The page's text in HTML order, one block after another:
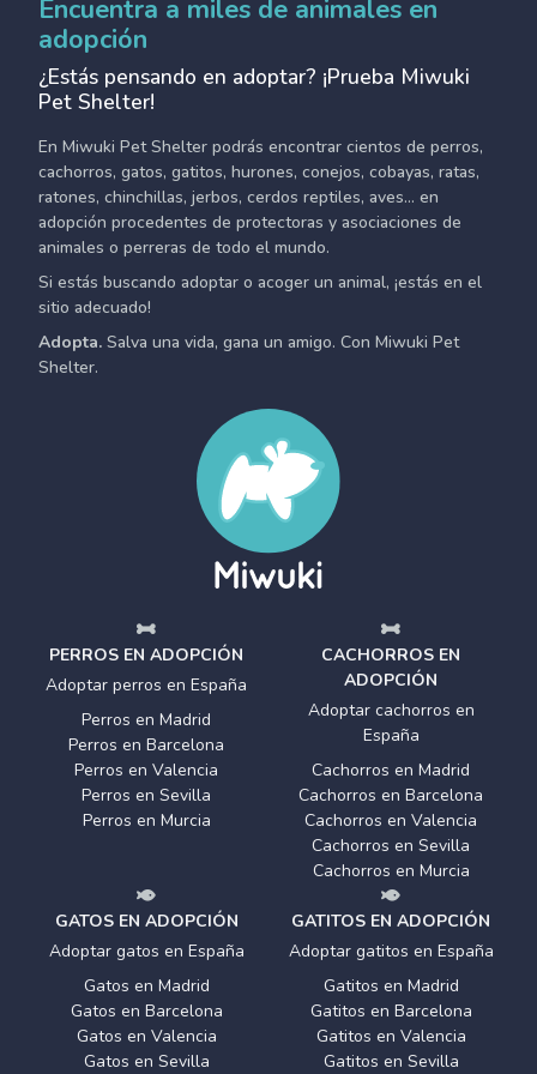
Encuentra a miles de animales en
adopción
¿Estás pensando en adoptar? ¡Prueba Miwuki
Pet Shelter!
En Miwuki Pet Shelter podrás encontrar cientos de perros,
cachorros, gatos, gatitos, hurones, conejos, cobayas, ratas,
ratones, chinchillas, jerbos, cerdos reptiles, aves... en
adopción procedentes de protectoras y asociaciones de
animales o perreras de todo el mundo.
Si estás buscando adoptar o acoger un animal, ¡estás en el
sitio adecuado!
Adopta. Salva una vida, gana un amigo. Con Miwuki Pet
Shelter.
PERROS EN ADOPCIÓN
Adoptar perros en España
Perros en Madrid
Perros en Barcelona
Perros en Valencia
Perros en Sevilla
Perros en Murcia
CACHORROS EN
ADOPCIÓN
Adoptar cachorros en
España
Cachorros en Madrid
Cachorros en Barcelona
Cachorros en Valencia
Cachorros en Sevilla
Cachorros en Murcia
GATOS EN ADOPCIÓN
Adoptar gatos en España
Gatos en Madrid
Gatos en Barcelona
Gatos en Valencia
Gatos en Sevilla
GATITOS EN ADOPCIÓN
Adoptar gatitos en España
Gatitos en Madrid
Gatitos en Barcelona
Gatitos en Valencia
Gatitos en Sevilla